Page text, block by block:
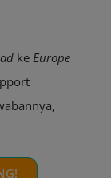
ke Europe